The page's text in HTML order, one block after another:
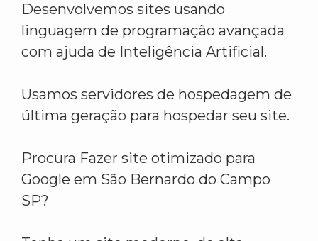
Desenvolvemos sites usando
linguagem de programação avançada
com ajuda de Inteligência Artificial.
Usamos servidores de hospedagem de
última geração para hospedar seu site.
Procura Fazer site otimizado para
Google em São Bernardo do Campo
SP?